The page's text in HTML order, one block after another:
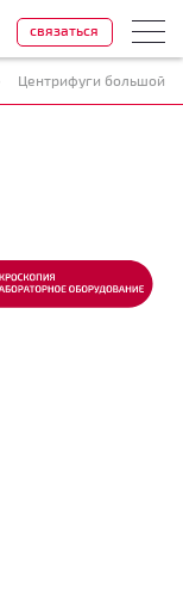
связаться
Центрифуги большой